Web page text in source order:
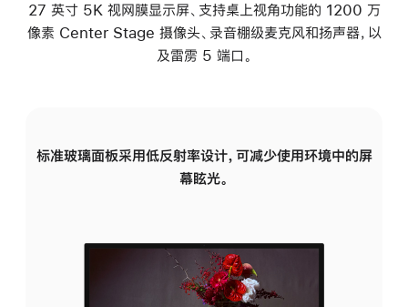
27 英寸 5K 视网膜显示屏、支持桌上视角功能的 1200 万
像素 Center Stage 摄像头、录音棚级麦克风和扬声器，以
及雷雳 5 端口。
标准玻璃面板采用低反射率设计，可减少使用环境中的屏
幕眩光。